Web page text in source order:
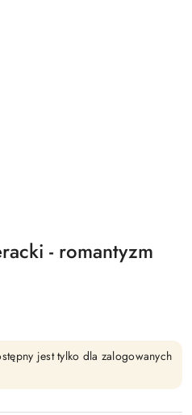
- romantyzm
jest tylko dla zalogowanych